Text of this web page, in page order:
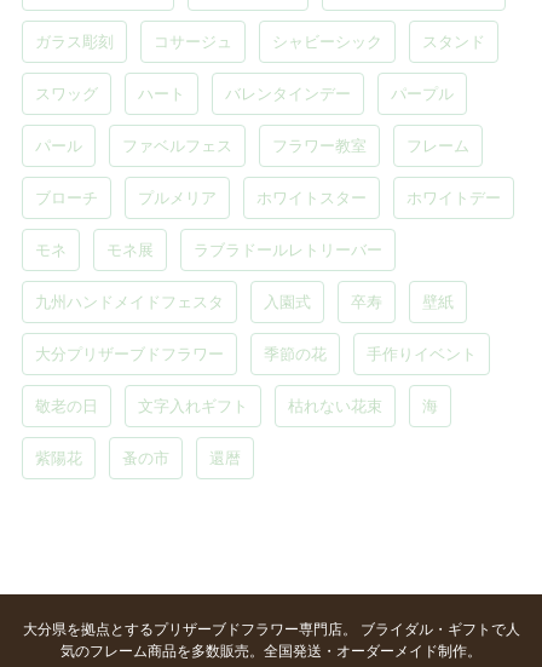
ガラス彫刻 コサージュ シャビーシック スタンド
スワッグ ハート バレンタインデー パープル
パール ファベルフェス フラワー教室 フレーム
ブローチ プルメリア ホワイトスター ホワイトデー
モネ モネ展 ラブラドールレトリーバー
九州ハンドメイドフェスタ 入園式 卒寿 壁紙
大分プリザーブドフラワー 季節の花 手作りイベント
敬老の日 文字入れギフト 枯れない花束 海
紫陽花 蚤の市 還暦
大分県を拠点とするプリザーブドフラワー専門店。 ブライダル・ギフトで人
気のフレーム商品を多数販売。全国発送・オーダーメイド制作。